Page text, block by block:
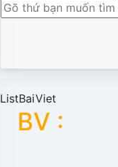
ListBaiViet
BV :